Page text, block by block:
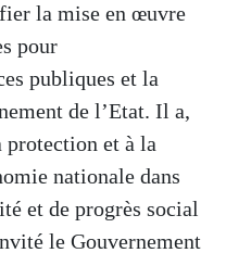
la mise en œuvre
pour
publiques et la
de l’Etat. Il a,
protection et à la
nationale dans
et de progrès social
le Gouvernement